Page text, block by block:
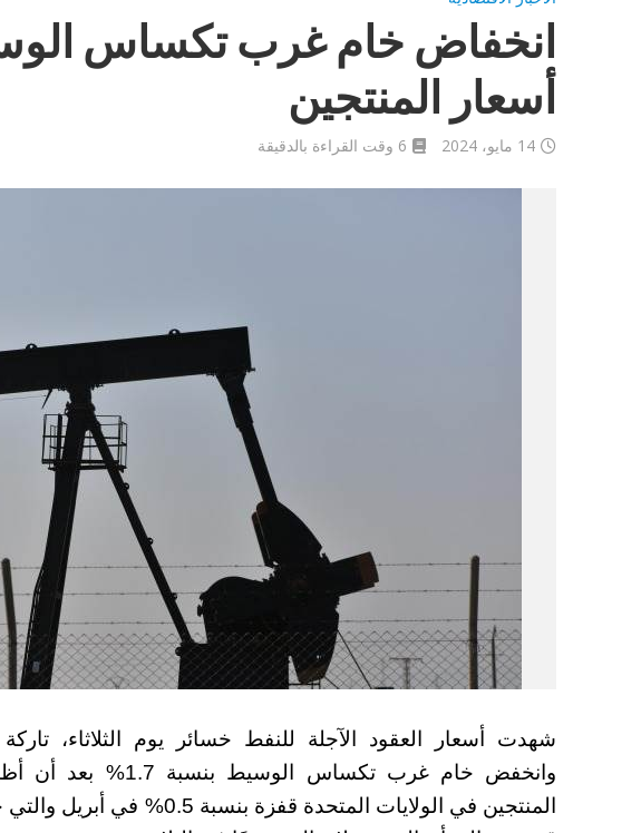
انخفاض خام غرب تكساس
أسعار المنتجين
14 مايو، 2024 6 وقت القراءة بالدقيقة
شهدت أسعار العقود الآجلة للنفط خسائر يوم الثلاثاء،
وانخفض خام غرب تكساس
المنتجين في الولايات المتحدة